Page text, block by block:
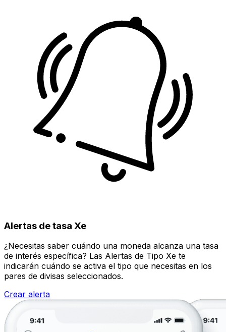
Alertas de tasa Xe
¿Necesitas saber cuándo una moneda alcanza una tasa
de interés específica? Las Alertas de Tipo Xe te
indicarán cuándo se activa el tipo que necesitas en los
pares de divisas seleccionados.
Crear alerta